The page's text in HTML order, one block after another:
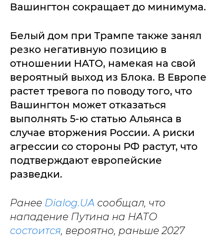
Вашингтон сокращает до минимума.
Белый дом при Трампе также занял
резко негативную позицию в
отношении НАТО, намекая на свой
вероятный выход из Блока. В Европе
растет тревога по поводу того, что
Вашингтон может отказаться
выполнять 5-ю статью Альянса в
случае вторжения России. А риски
агрессии со стороны РФ растут, что
подтверждают европейские
разведки.
Ранее Dialog.UA сообщал, что
нападение Путина на НАТО
состоится, вероятно, раньше 2027